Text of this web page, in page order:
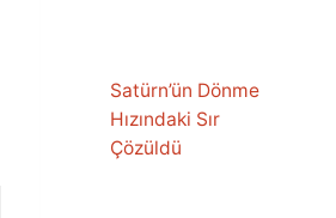
Satürn’ün Dönme
Hızındaki Sır
Çözüldü